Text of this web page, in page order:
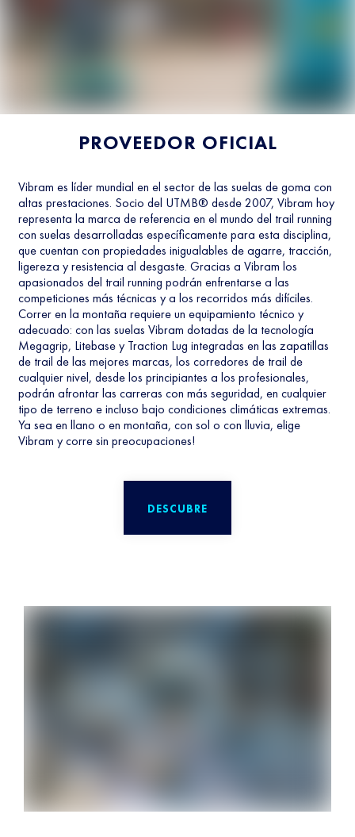
PROVEEDOR OFICIAL
Vibram es líder mundial en el sector de las suelas de goma con
altas prestaciones. Socio del UTMB® desde 2007, Vibram hoy
representa la marca de referencia en el mundo del trail running
con suelas desarrolladas específicamente para esta disciplina,
que cuentan con propiedades inigualables de agarre, tracción,
ligereza y resistencia al desgaste. Gracias a Vibram los
apasionados del trail running podrán enfrentarse a las
competiciones más técnicas y a los recorridos más difíciles.
Correr en la montaña requiere un equipamiento técnico y
adecuado: con las suelas Vibram dotadas de la tecnología
Megagrip, Litebase y Traction Lug integradas en las zapatillas
de trail de las mejores marcas, los corredores de trail de
cualquier nivel, desde los principiantes a los profesionales,
podrán afrontar las carreras con más seguridad, en cualquier
tipo de terreno e incluso bajo condiciones climáticas extremas.
Ya sea en llano o en montaña, con sol o con lluvia, elige
Vibram y corre sin preocupaciones!
DESCUBRE